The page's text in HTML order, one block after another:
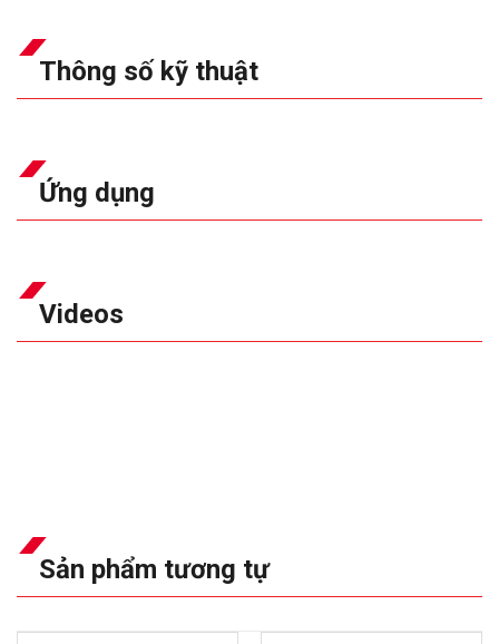
Thông số kỹ thuật
Ứng dụng
Videos
Sản phẩm tương tự